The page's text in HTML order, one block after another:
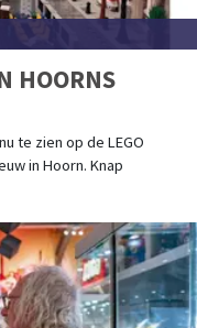
HOORNS
te zien op de LEGO
in Hoorn. Knap